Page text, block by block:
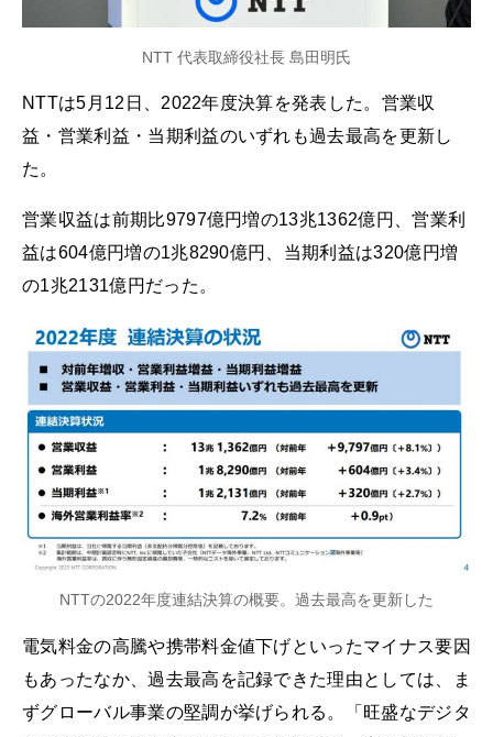
NTT 代表取締役社長 島田明氏
NTTは5月12日、2022年度決算を発表した。営業収
益・営業利益・当期利益のいずれも過去最高を更新し
た。
営業収益は前期比9797億円増の13兆1362億円、営業利
益は604億円増の1兆8290億円、当期利益は320億円増
の1兆2131億円だった。
NTTの2022年度連結決算の概要。過去最高を更新した
電気料金の高騰や携帯料金値下げといったマイナス要因
もあったなか、過去最高を記録できた理由としては、ま
ずグローバル事業の堅調が挙げられる。「旺盛なデジタ